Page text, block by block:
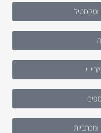
וטקסטיל
יין